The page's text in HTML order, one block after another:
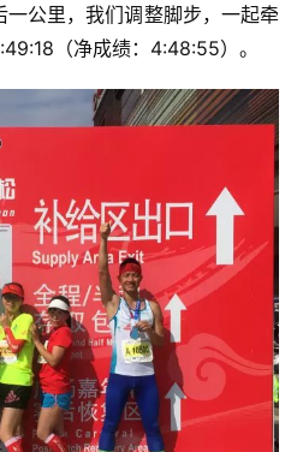
公里，我们调整脚步，一起牵
（净成绩：4:48:55）。